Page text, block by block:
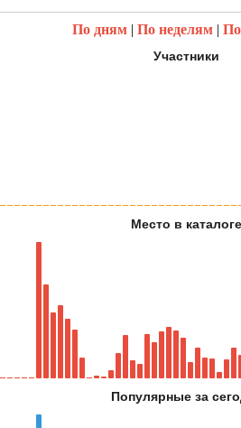
По дням |По неделям |
Участники
Место в каталоге
Популярные за